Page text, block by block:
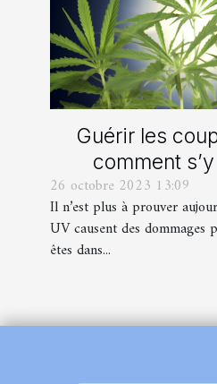
Guérir les
comment
26 octobre 2023 13:09
Il n’est plus à prouver
UV causent des dommages
êtes dans...